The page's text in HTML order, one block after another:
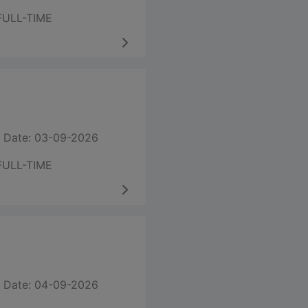
TIME
Date: 03-09-2026
TIME
Date: 04-09-2026